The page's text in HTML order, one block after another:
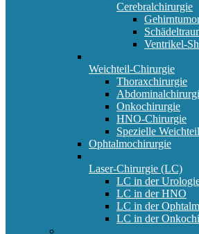
Cerebralchirurgie
Ventrikel-
Weichteil-Chirurgie
Thoraxchirurgie
Onkochirurgie
HNO-Chirurgie
Spezielle
Ophtalmochirurgie
Laser-Chirurgie (LC)
LC in der
LC in der HNO
LC in der
LC in der